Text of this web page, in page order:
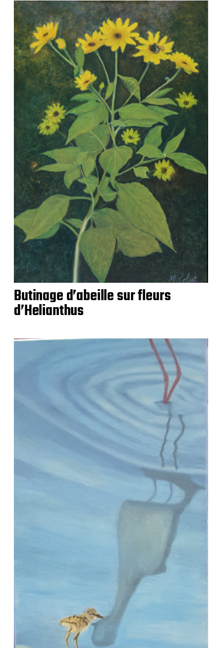
Butinage d’abeille sur fleurs
d’Helianthus